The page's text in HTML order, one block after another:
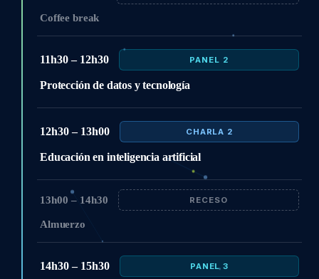
Coffee break
11h30 – 12h30 PANEL 2
Protección de datos y tecnología
12h30 – 13h00 CHARLA 2
Educación en inteligencia artificial
13h00 – 14h30 RECESO
Almuerzo
14h30 – 15h30 PANEL 3